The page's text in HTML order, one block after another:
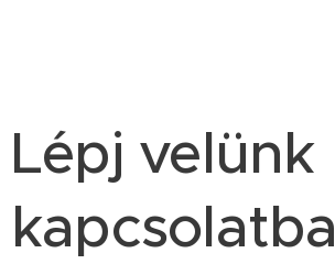
Lépj velünk
kapcsolatba